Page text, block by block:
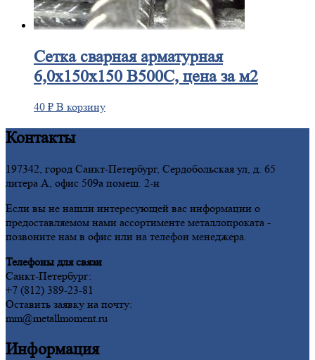
Сеткасварная арматурная
6,0х150х150 В500С, цена за м2
40 ₽ В корзину
Контакты
197342, город Санкт-Петербург, Сердобольская ул, д. 65
литера А, офис 509а помещ. 2-н
Если вы не нашли интересующей вас информации о
предоставляемом нами ассортименте металлопроката -
позвоните нам в офис или на телефон менеджера.
Телефоны для связи
Санкт-Петербург:
+7 (812) 389-23-81
Оставить заявку на почту:
mm@metallmoment.ru
Информация